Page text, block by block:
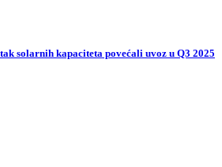
solarnih kapaciteta povećali uvoz u Q3 2025